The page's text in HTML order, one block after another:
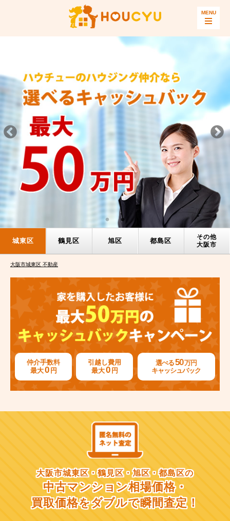
城東区 鶴見区 旭区 都島区
その他
大阪市
大阪市城東区 不動産
仲介手数料
最大0 円
引越し費用
最大0 円
選べる50万円
キャッシュバック
大阪市城東区・鶴見区・旭区・都島区の
中古マンション相場価格・
買取価格をダブルで瞬間査定！